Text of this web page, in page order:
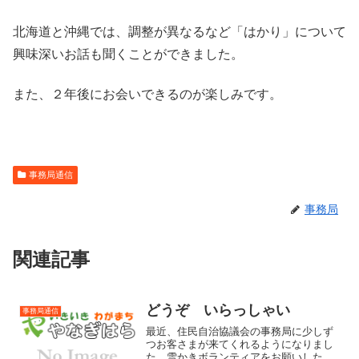
北海道と沖縄では、調整が異なるなど「はかり」について
興味深いお話も聞くことができました。
また、２年後にお会いできるのが楽しみです。
事務局通信
事務局
関連記事
事務局通信 どうぞ いらっしゃい
最近、住民自治協議会の事務局に少しず
つお客さまが来てくれるようになりまし